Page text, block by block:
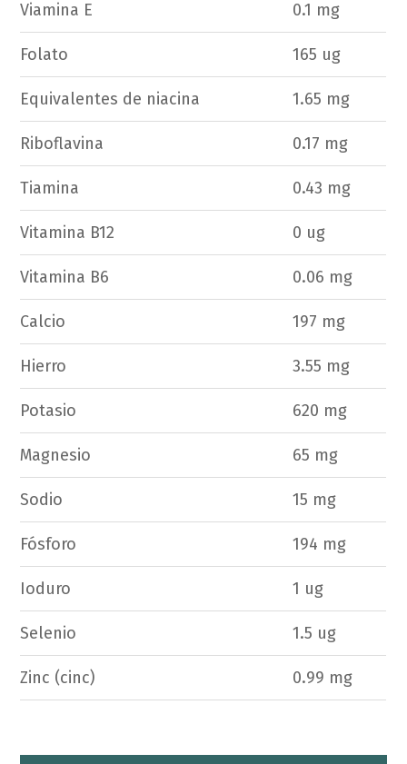
Viamina E 0.1 mg
Folato 165 ug
Equivalentes de niacina 1.65 mg
Riboflavina 0.17 mg
Tiamina 0.43 mg
Vitamina B12 0 ug
Vitamina B6 0.06 mg
Calcio 197 mg
Hierro 3.55 mg
Potasio 620 mg
Magnesio 65 mg
Sodio 15 mg
Fósforo 194 mg
Ioduro 1 ug
Selenio 1.5 ug
Zinc (cinc) 0.99 mg